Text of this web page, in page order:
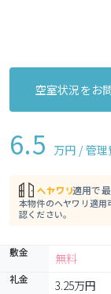
空室状況をお
6.5 万円 / 管理
適用で
本物件のヘヤワリ適用
認ください。
敷金 無料
礼金 3.25万円